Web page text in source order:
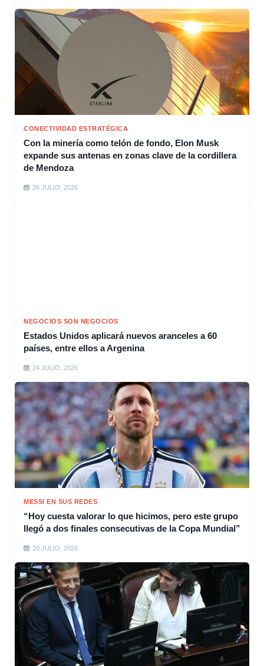
CONECTIVIDAD ESTRATÉGICA
Con la minería como telón de fondo, Elon Musk
expande sus antenas en zonas clave de la cordillera
de Mendoza
26 JULIO, 2026
NEGOCIOS SON NEGOCIOS
Estados Unidos aplicará nuevos aranceles a 60
países, entre ellos a Argenina
24 JULIO, 2026
MESSI EN SUS REDES
“Hoy cuesta valorar lo que hicimos, pero este grupo
llegó a dos finales consecutivas de la Copa Mundial”
20 JULIO, 2026